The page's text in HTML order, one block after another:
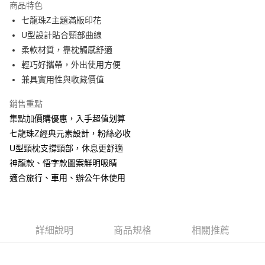
Apple Pay
街口支付
悠遊付
AFTEE先享後付
相關說明
AFTEE先享後付是「在收到商品之後才付款」的支付方式。 讓您購物簡單
便利好安心！
１．簡單：不需註冊會員、不需綁卡、不需儲值。
２．便利：只要手機號碼，簡訊認證，即可結帳。
３．安心：先確認商品／服務後，再付款。
３．收到繳費通知簡訊後14天內，點擊此簡訊中的連結，可透過四大超商／
ATM付款
運送方式
全家付款取貨
每筆NT$60，滿NT$499(含以上)免運費
商品特色
七龍珠Z主題滿版印花
U型設計貼合頸部曲線
柔軟材質，靠枕觸感舒適
輕巧好攜帶，外出使用方便
兼具實用性與收藏價值
銷售重點
集點加價購優惠，入手超值划算
七龍珠Z經典元素設計，粉絲必收
U型頸枕支撐頸部，休息更舒適
神龍款、悟字款圖案鮮明吸睛
適合旅行、車用、辦公午休使用
詳細說明 商品規格 相關推薦